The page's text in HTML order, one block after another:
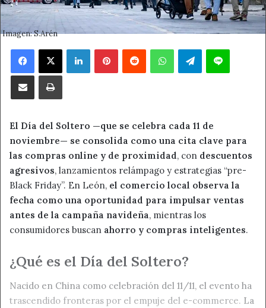
Imagen: S.Arén
Facebook
X LinkedInPinterestReddit WhatsAppTelegramLine
Compartir por correo electrónicoImprimir
El Día del Soltero —que se celebra cada 11 de
noviembre— se consolida como una cita clave para
las compras online y de proximidad, con descuentos
agresivos, lanzamientos relámpago y estrategias “pre-
Black Friday”. En León, el comercio local observa la
fecha como una oportunidad para impulsar ventas
antes de la campaña navideña, mientras los
consumidores buscan ahorro y compras inteligentes.
¿Qué es el Día del Soltero?
Nacido en China como celebración del 11/11, el evento ha
trascendido fronteras por el empuje del e-commerce. La